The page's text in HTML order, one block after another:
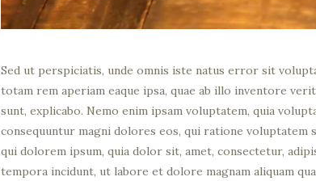
Sed ut perspiciatis, unde omnis iste natus error sit
totam rem aperiam eaque ipsa, quae ab illo inventore
sunt, explicabo. Nemo enim ipsam voluptatem, quia
consequuntur magni dolores eos, qui ratione voluptatem
qui dolorem ipsum, quia dolor sit, amet, consectetur,
tempora incidunt, ut labore et dolore magnam aliquam